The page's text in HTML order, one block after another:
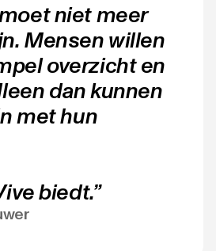
niet meer
Mensen willen
overzicht en
dan kunnen
met hun
biedt.”